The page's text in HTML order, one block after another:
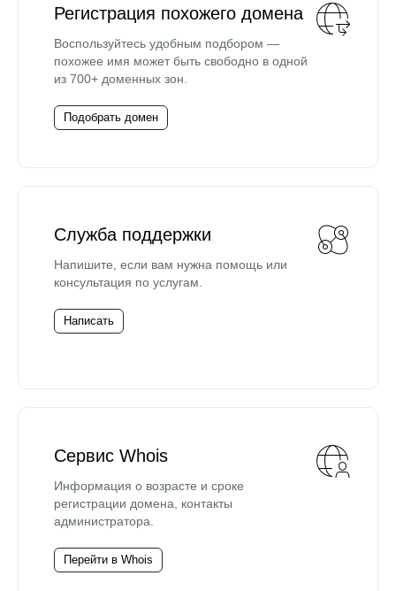
Регистрация похожего домена
Воспользуйтесь удобным подбором —
похожее имя может быть свободно в одной
из 700+ доменных зон.
Подобрать домен
Служба поддержки
Напишите, если вам нужна помощь или
консультация по услугам.
Написать
Сервис Whois
Информация о возрасте и сроке
регистрации домена, контакты
администратора.
Перейти в Whois